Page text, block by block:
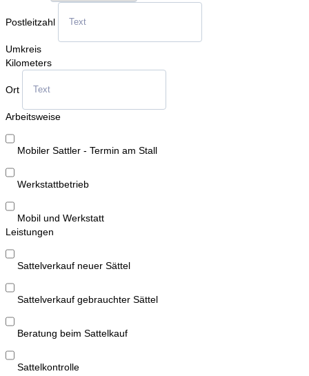
Postleitzahl
Umkreis
Kilometers
Ort
Arbeitsweise
Mobiler Sattler - Termin am Stall
Werkstattbetrieb
Mobil und Werkstatt
Leistungen
Sattelverkauf neuer Sättel
Sattelverkauf gebrauchter Sättel
Beratung beim Sattelkauf
Sattelkontrolle